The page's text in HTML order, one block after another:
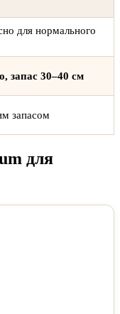
для нормального
запас 30–40 см
запасом
для